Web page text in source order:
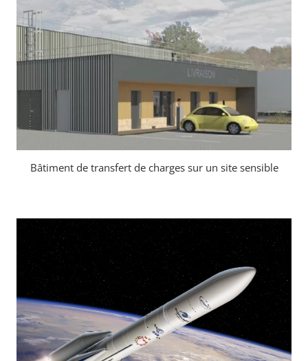
Bâtiment de transfert de charges sur un site sensible